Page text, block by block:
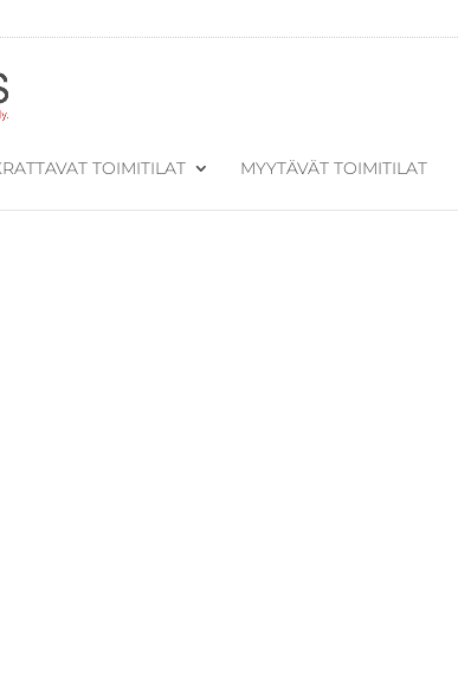
TOIMITILAT MYYTÄVÄT TOIMITILAT